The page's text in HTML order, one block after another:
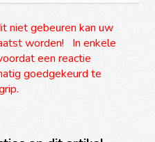
niet gebeuren kan uw
worden! In enkele
een reactie
goedgekeurd te